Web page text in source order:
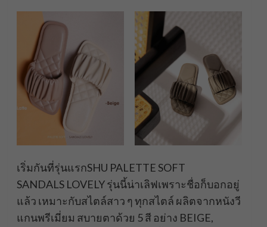
เริ่มกันที่รุ่นแรกSHU PALETTE SOFT
SANDALS LOVELY รุ่นนี้น่าเลิฟเพราะชื่อก็บอกอยู่
แล้ว เหมาะกับสไตล์สาว ๆ ทุกสไตล์ ผลิตจากหนังวี
แกนพรีเมี่ยม สบายตาด้วย 5 สี อย่าง BEIGE,